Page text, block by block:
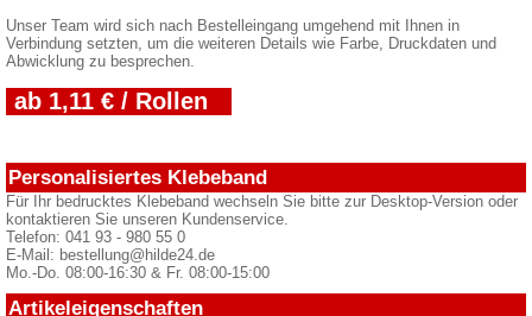
Unser Team wird sich nach Bestelleingang umgehend mit Ihnen in
Verbindung setzten, um die weiteren Details wie Farbe, Druckdaten und
Abwicklung zu besprechen.
ab 1,11 € / Rollen
Personalisiertes Klebeband
Für Ihr bedrucktes Klebeband wechseln Sie bitte zur Desktop-Version oder
kontaktieren Sie unseren Kundenservice.
Telefon: 041 93 - 980 55 0
E-Mail: bestellung@hilde24.de
Mo.-Do. 08:00-16:30 & Fr. 08:00-15:00
Artikeleigenschaften